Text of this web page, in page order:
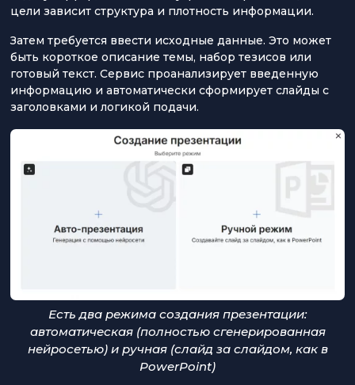
цели зависит структура и плотность информации.
Затем требуется ввести исходные данные. Это может
быть короткое описание темы, набор тезисов или
готовый текст. Сервис проанализирует введенную
информацию и автоматически сформирует слайды с
заголовками и логикой подачи.
Есть два режима создания презентации:
автоматическая (полностью сгенерированная
нейросетью) и ручная (слайд за слайдом, как в
PowerPoint)